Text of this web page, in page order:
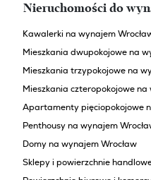
Nieruchomości do
Kawalerki na wynajem
Mieszkania dwupokojowe na
Mieszkania trzypokojowe na
Mieszkania czteropokojowe na
Apartamenty pięciopokojowe
Penthousy na wynajem
Domy na wynajem Wrocław
Sklepy i powierzchnie